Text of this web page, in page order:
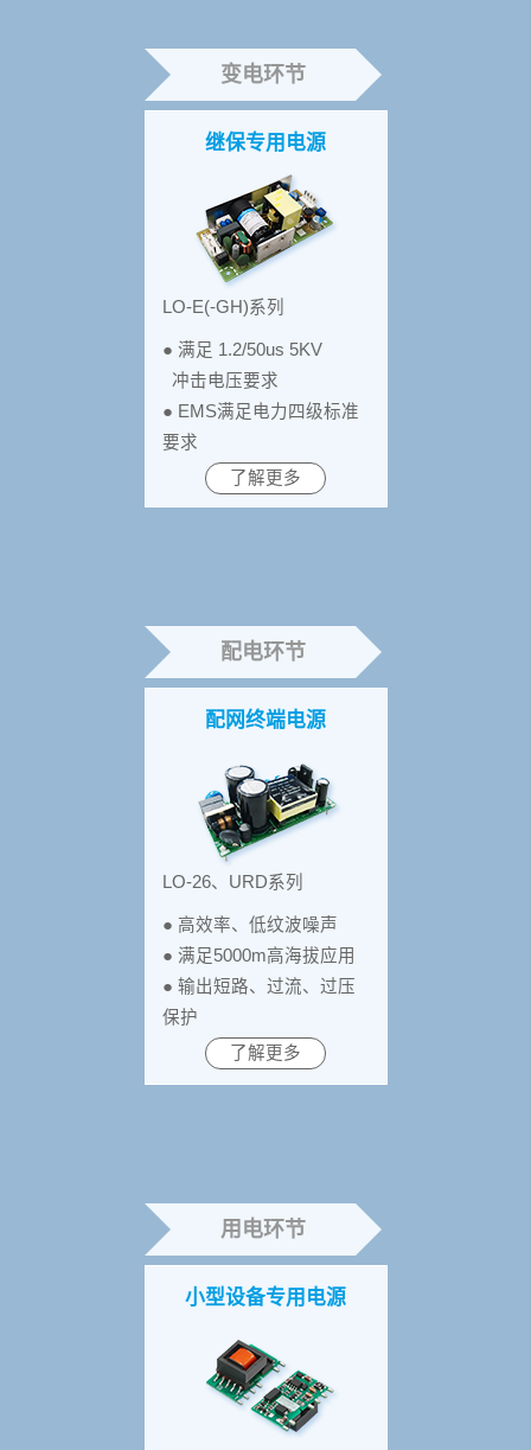
变电环节
继保专用电源
LO-E(-GH)系列
● 满足 1.2/50us 5KV
冲击电压要求
● EMS满足电力四级标准
要求
了解更多
配电环节
配网终端电源
LO-26、URD系列
● 高效率、低纹波噪声
● 满足5000m高海拔应用
● 输出短路、过流、过压
保护
了解更多
用电环节
小型设备专用电源